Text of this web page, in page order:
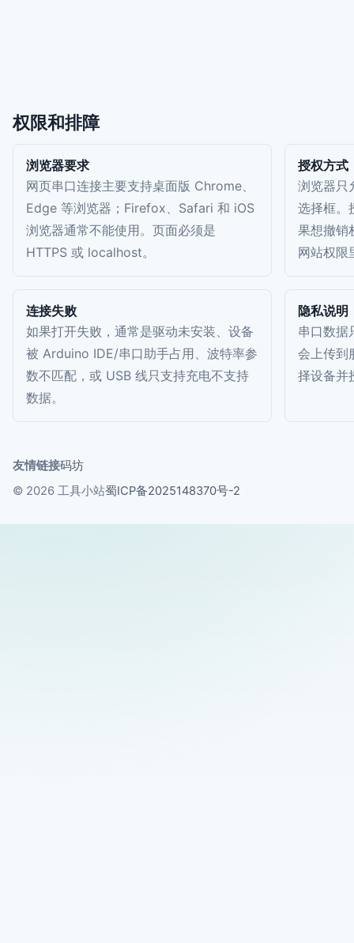
权限和排障
浏览器要求
网页串口连接主要支持桌面版 Chrome、
Edge 等浏览器；Firefox、Safari 和 iOS
浏览器通常不能使用。页面必须是
HTTPS 或 localhost。
授权方式
浏览器只
选择框。
果想撤销
网站权限
连接失败
如果打开失败，通常是驱动未安装、设备
被 Arduino IDE/串口助手占用、波特率参
数不匹配，或 USB 线只支持充电不支持
数据。
隐私说明
串口数据
会上传到
择设备并
友情链接码坊
© 2026 工具小站蜀ICP备2025148370号-2